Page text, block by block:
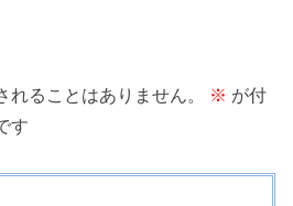
れることはありません。 ※ が付
す